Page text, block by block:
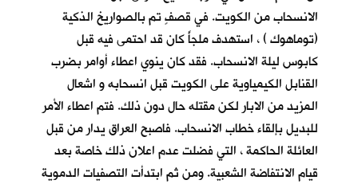
الانسحاب من الكويت. في قصفٍ تم بالصواريخ الذكية
(توماهوك ) ، استهدف ملجأً كان قد احتمى فيه قبل
كابوس ليلة الانسحاب. فقد كان ينوي اعطاء أوامر بضرب
القنابل الكيمياوية على الكويت قبل انسحابه و اشعال
المزيد من الابار لكن مقتله حال دون ذلك. فتم اعطاء الأمر
للبديل بإلقاء خطاب الانسحاب. فاصبح العراق يدار من قبل
العائلة الحاكمة ، التي فضلت عدم اعلان ذلك خاصة بعد
قيام الانتفاضة الشعبية. ومن ثم ابتدأت التصفيات الدموية